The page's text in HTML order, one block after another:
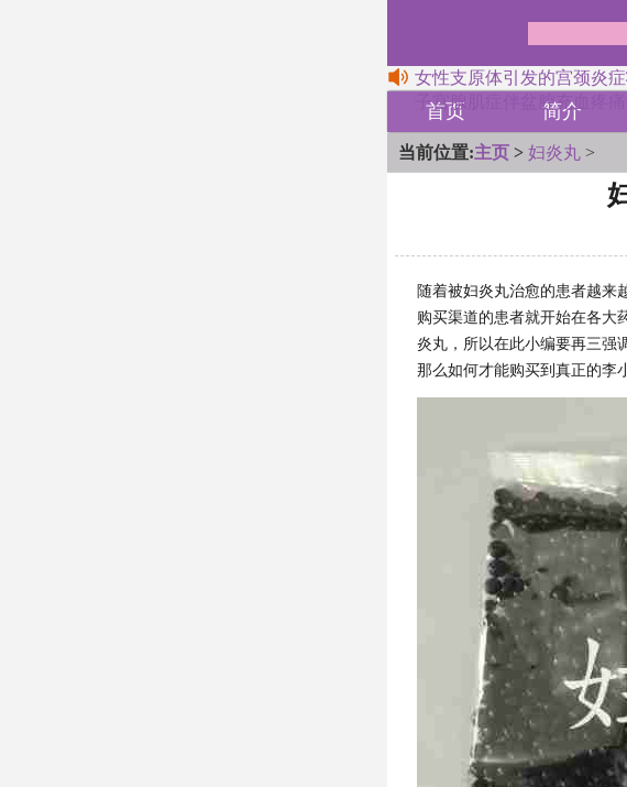
女性支原体引发的宫颈炎
子宫腺肌症伴盆腔充血疼
首页 简介
当前位置:主页 > 妇炎丸 >
随着被妇炎丸治愈的患者越来
购买渠道的患者就开始在各大
炎丸，所以在此小编要再三强
那么如何才能购买到真正的李